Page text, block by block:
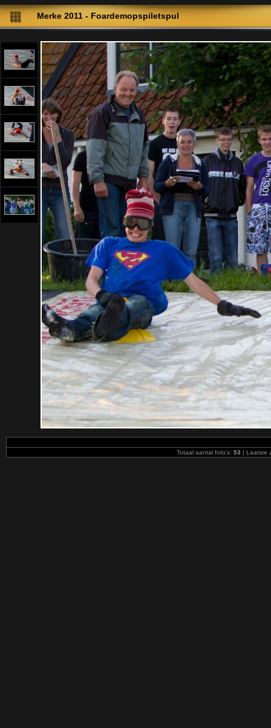
Merke 2011 - Foardemopspiletspul
Totaal aantal foto's: 53 | Laatste